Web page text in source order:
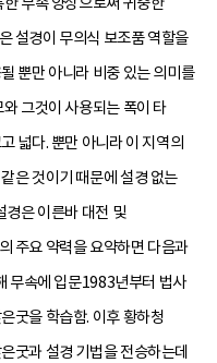
설경이 무의식 보조품 역할을
뿐만 아니라 비중 있는 의미를
그것이 사용되는 폭이 타
넓다. 뿐만 아니라 이 지역의
은 것이기 때문에 설경 없는
경은 이른바 대전 및
주요 약력을 요약하면 다음과
무속에 입문1983년부터 법사
굿을 학습함. 이후 황하청
굿과 설경 기법을 전승하는데